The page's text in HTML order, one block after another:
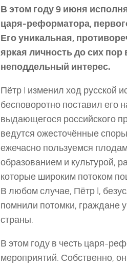
В этом году 9 июня
царя-­реформатора,
Его уникальная,
яркая личность до сих
неподдельный интерес.
Пётр I изменил ход русской
бесповоротно поставил его
выдающегося российского
ведутся ожесточённые
ежечасно пользуемся
образованием и культурой,
которые широким потоком
В любом случае, Пётр I,
помнили потомки, граждане
страны.
В этом году в честь царя­-
мероприятий. Собственно,